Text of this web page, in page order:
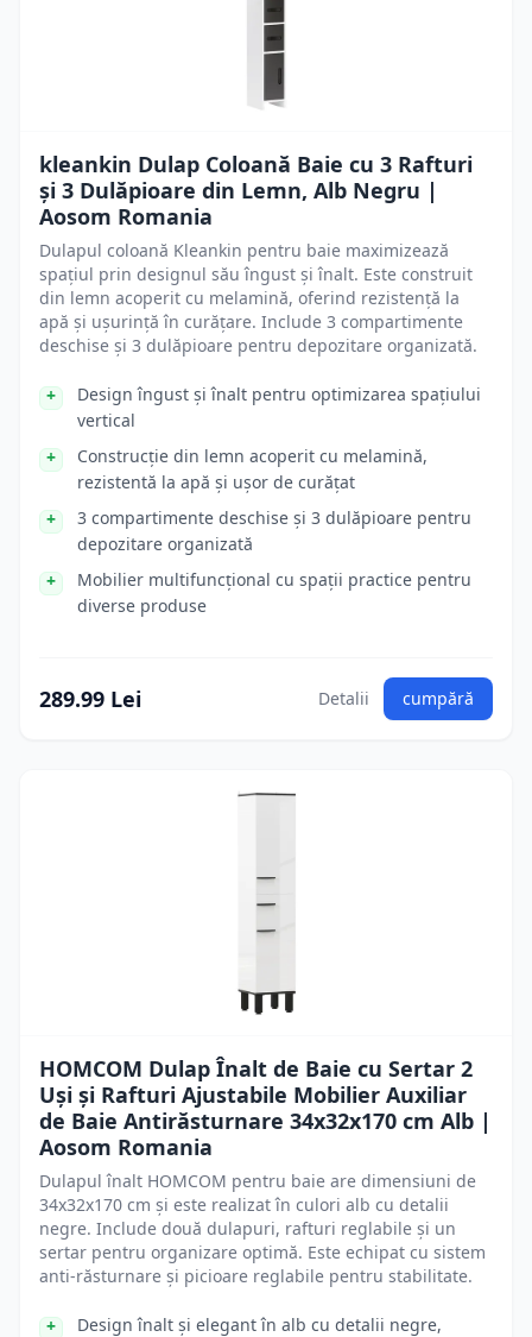
kleankin Dulap Coloană Baie cu 3 Rafturi
și 3 Dulăpioare din Lemn, Alb Negru |
Aosom Romania
Dulapul coloană Kleankin pentru baie maximizează
spațiul prin designul său îngust și înalt. Este construit
din lemn acoperit cu melamină, oferind rezistență la
apă și ușurință în curățare. Include 3 compartimente
deschise și 3 dulăpioare pentru depozitare organizată.
Design îngust și înalt pentru optimizarea spațiului
vertical
Construcție din lemn acoperit cu melamină,
rezistentă la apă și ușor de curățat
3 compartimente deschise și 3 dulăpioare pentru
depozitare organizată
Mobilier multifuncțional cu spații practice pentru
diverse produse
289.99 Lei Detalii cumpără
HOMCOM Dulap Înalt de Baie cu Sertar 2
Uși și Rafturi Ajustabile Mobilier Auxiliar
de Baie Antirăsturnare 34x32x170 cm Alb |
Aosom Romania
Dulapul înalt HOMCOM pentru baie are dimensiuni de
34x32x170 cm și este realizat în culori alb cu detalii
negre. Include două dulapuri, rafturi reglabile și un
sertar pentru organizare optimă. Este echipat cu sistem
anti-răsturnare și picioare reglabile pentru stabilitate.
Design înalt și elegant în alb cu detalii negre,